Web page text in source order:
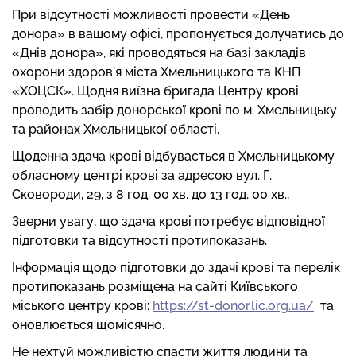
При відсутності можливості провести «День
донора» в вашому офісі, пропонується долучатись до
«Днів донора», які проводяться на базі закладів
охорони здоров’я міста Хмельницького та КНП
«ХОЦСК». Щодня виїзна бригада Центру крові
проводить забір донорської крові по м. Хмельницьку
та районах Хмельницької області.
Щоденна здача крові відбувається в Хмельницькому
обласному центрі крові за адресою вул. Г.
Сковороди, 29, з 8 год. 00 хв. до 13 год. 00 хв.,
Зверни увагу, що здача крові потребує відповідної
підготовки та відсутності протипоказань.
Інформація щодо підготовки до здачі крові та перелік
протипоказань розміщена на сайті Київського
міського центру крові: https://st-donor.lic.org.ua/ та
оновлюється щомісячно.
Не нехтуй можливістю спасти життя людини та